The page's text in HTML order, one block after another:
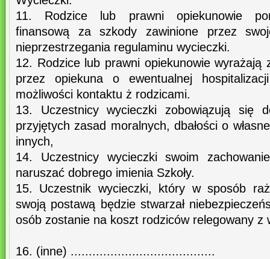
11. Rodzice lub prawni opiekunowie
finansową za szkody zawinione przez
nieprzestrzegania regulaminu wycieczki.
12. Rodzice lub prawni opiekunowie wyrażają
przez opiekuna o ewentualnej
możliwości kontaktu ż rodzicami.
13. Uczestnicy wycieczki zobowiązują się
przyjętych zasad moralnych, dbałości o
innych,
14. Uczestnicy wycieczki swoim
naruszać dobrego imienia Szkoły.
15. Uczestnik wycieczki, który w sposób
swoją postawą będzie stwarzał
osób zostanie na koszt rodziców relegowany z
16. (inne) ........................................